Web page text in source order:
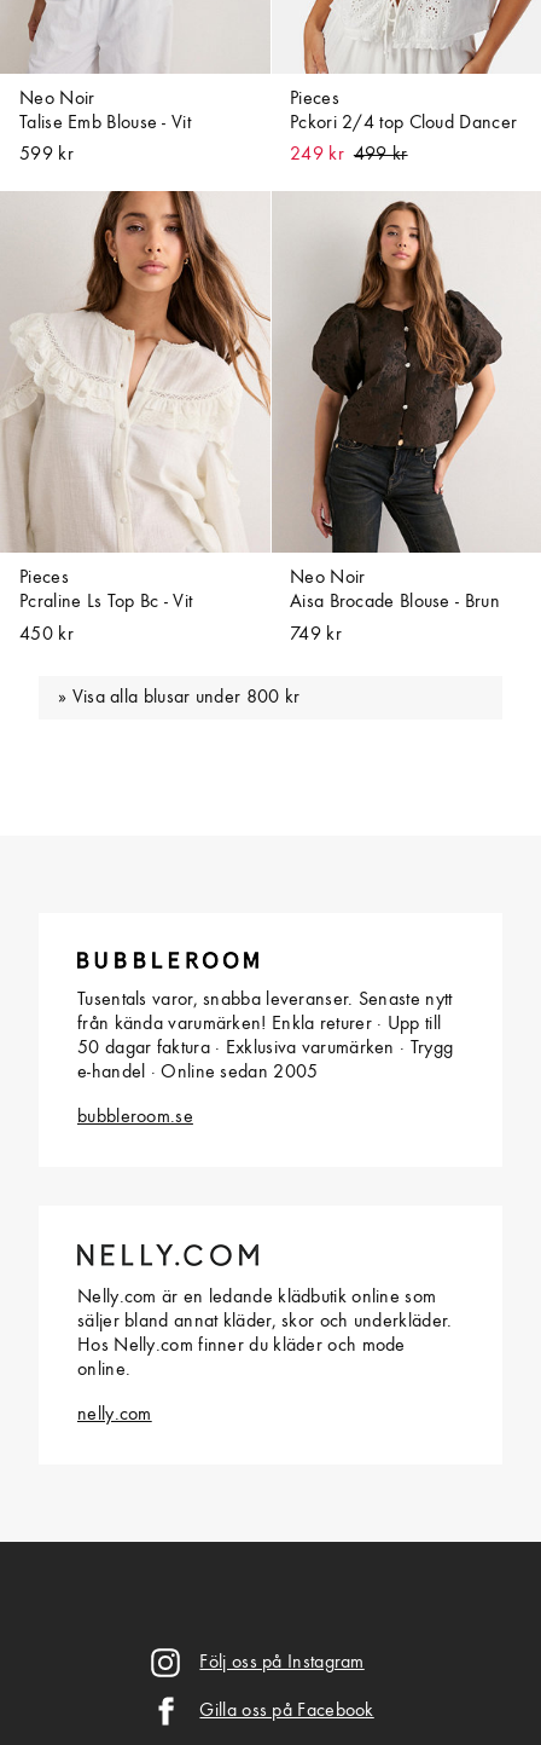
Neo Noir
Talise Emb Blouse - Vit
599 kr
Pieces
Pckori 2/4 top Cloud Dancer
249 kr
Pieces
Pcraline Ls Top Bc - Vit
450 kr
Neo Noir
Aisa Brocade Blouse - Brun
749 kr
Visa alla blusar under 800 kr
Tusentals varor, snabba leveranser. Senaste nytt
från kända varumärken! Enkla returer · Upp till
50 dagar faktura · Exklusiva varumärken · Trygg
e-handel · Online sedan 2005
bubbleroom.se
Nelly.com är en ledande klädbutik online som
säljer bland annat kläder, skor och underkläder.
Hos Nelly.com finner du kläder och mode
online.
nelly.com
Följ oss på Instagram
Gilla oss på Facebook